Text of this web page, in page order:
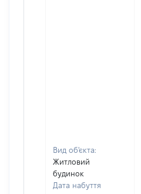
Вид об'єкта:
Житловий
будинок
Дата набуття